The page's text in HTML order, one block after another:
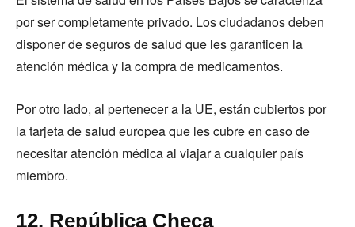
por ser completamente privado. Los ciudadanos deben
disponer de seguros de salud que les garanticen la
atención médica y la compra de medicamentos.
Por otro lado, al pertenecer a la UE, están cubiertos por
la tarjeta de salud europea que les cubre en caso de
necesitar atención médica al viajar a cualquier país
miembro.
12. República Checa